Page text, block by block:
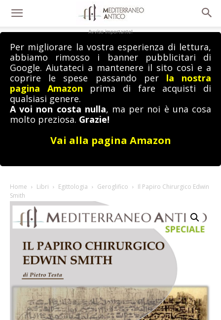
Avviso importante!
Per migliorare la vostra esperienza di lettura,
abbiamo rimosso i banner pubblicitari di
Google. Aiutateci a mantenere il sito così e a
coprire le spese passando per la nostra
pagina Amazon prima di fare acquisti di
qualsiasi genere.
A voi non costa nulla, ma per noi è una cosa
molto preziosa. Grazie!
Vai alla pagina Amazon
Home Libri Egittologia Geroglifico
Il Papiro Chirurgico Edwin
Smith